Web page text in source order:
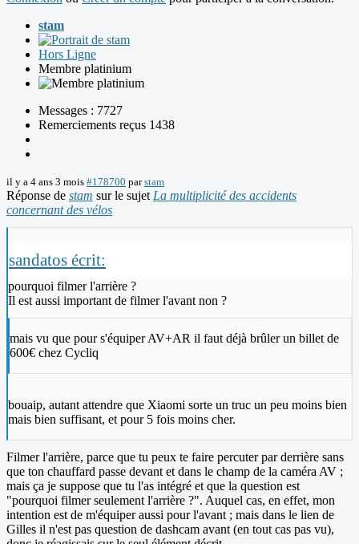
stam
Hors Ligne
Membre platinium
Messages : 7727
Remerciements reçus 1438
il y a 4 ans 3 mois #178700 parstam
Réponse de stam sur le sujet La multiplicité des accidents
concernant des vélos
sandatos écrit:
pourquoi filmer l'arrière ?
Il est aussi important de filmer l'avant non ?
mais vu que pour s'équiper AV+AR il faut déjà brûler un billet de
600€ chez Cycliq
bouaip, autant attendre que Xiaomi sorte un truc un peu moins bien
mais bien suffisant, et pour 5 fois moins cher.
Filmer l'arrière, parce que tu peux te faire percuter par derrière sans
que ton chauffard passe devant et dans le champ de la caméra AV ;
mais ça je suppose que tu l'as intégré et que la question est
"pourquoi filmer seulement l'arrière ?". Auquel cas, en effet, mon
intention est de m'équiper aussi pour l'avant ; mais dans le lien de
Gilles il n'est pas question de dashcam avant (en tout cas pas vu),